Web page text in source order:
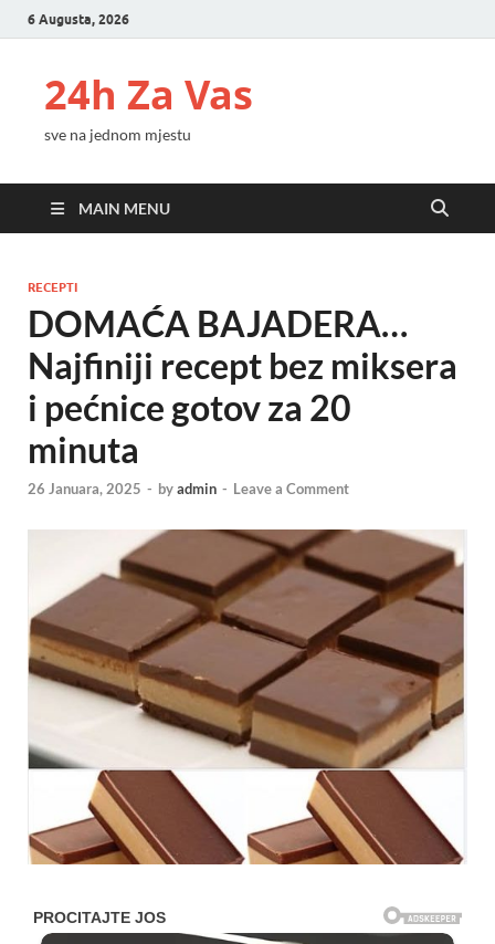
6 Augusta, 2026
24h Za Vas
sve na jednom mjestu
MAIN MENU
RECEPTI
DOMAĆA BAJADERA…
Najfiniji recept bez miksera
i pećnice gotov za 20
minuta
26 Januara, 2025 - byadmin - Leave a Comment